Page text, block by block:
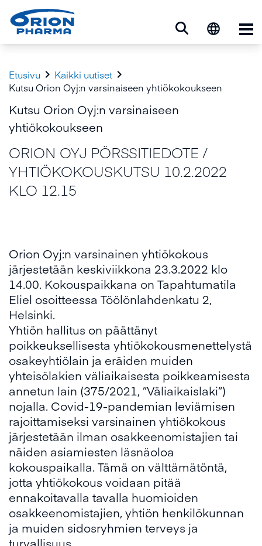
Etusivu  Kaikki uutiset 
Kutsu Orion Oyj:n varsinaiseen yhtiökokoukseen
Kutsu Orion Oyj:n varsinaiseen
yhtiökokoukseen
ORION OYJ PÖRSSITIEDOTE /
YHTIÖKOKOUSKUTSU 10.2.2022
KLO 12.15
Orion Oyj:n varsinainen yhtiökokous
järjestetään keskiviikkona 23.3.2022 klo
14.00. Kokouspaikkana on Tapahtumatila
Eliel osoitteessa Töölönlahdenkatu 2,
Helsinki.
Yhtiön hallitus on päättänyt
poikkeuksellisesta yhtiökokousmenettelystä
osakeyhtiölain ja eräiden muiden
yhteisölakien väliaikaisesta poikkeamisesta
annetun lain (375/2021, ”Väliaikaislaki”)
nojalla. Covid-19-pandemian leviämisen
rajoittamiseksi varsinainen yhtiökokous
järjestetään ilman osakkeenomistajien tai
näiden asiamiesten läsnäoloa
kokouspaikalla. Tämä on välttämätöntä,
jotta yhtiökokous voidaan pitää
ennakoitavalla tavalla huomioiden
osakkeenomistajien, yhtiön henkilökunnan
ja muiden sidosryhmien terveys ja
turvallisuus.